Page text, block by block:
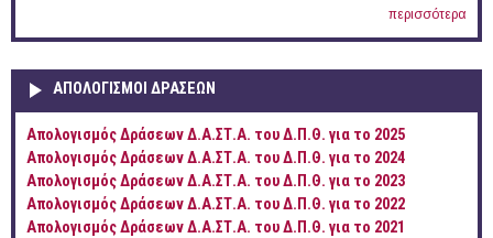
περισσότερα
ΑΠΟΛΟΓΙΣΜΟΊ ΔΡΆΣΕΩΝ
Απολογισμός Δράσεων Δ.Α.ΣΤ.Α. του Δ.Π.Θ. για το 2025
Απολογισμός Δράσεων Δ.Α.ΣΤ.Α. του Δ.Π.Θ. για το 2024
Απολογισμός Δράσεων Δ.Α.ΣΤ.Α. του Δ.Π.Θ. για το 2023
Απολογισμός Δράσεων Δ.Α.ΣΤ.Α. του Δ.Π.Θ. για το 2022
Απολογισμός Δράσεων Δ.Α.ΣΤ.Α. του Δ.Π.Θ. για το 2021